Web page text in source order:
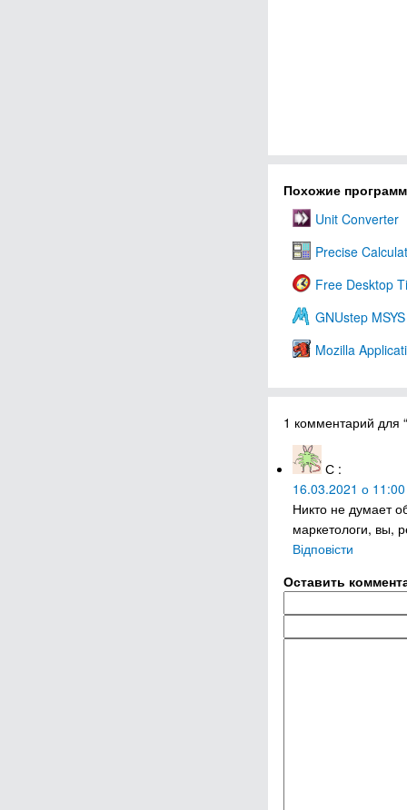
Похожие
Unit Converter
Precise
Free Desktop
GNUstep
Mozilla
1 комментарий для
С :
16.03.2021 о 11:00
Никто не думает
маркетологи, вы,
Відповісти
Оставить